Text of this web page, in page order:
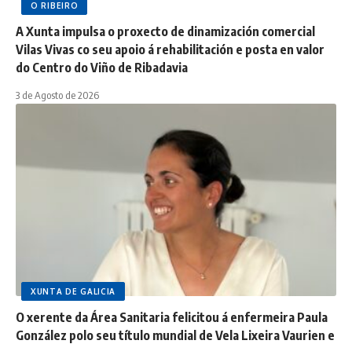
O RIBEIRO
A Xunta impulsa o proxecto de dinamización comercial
Vilas Vivas co seu apoio á rehabilitación e posta en valor
do Centro do Viño de Ribadavia
3 de Agosto de 2026
XUNTA DE GALICIA
O xerente da Área Sanitaria felicitou á enfermeira Paula
González polo seu título mundial de Vela Lixeira Vaurien e